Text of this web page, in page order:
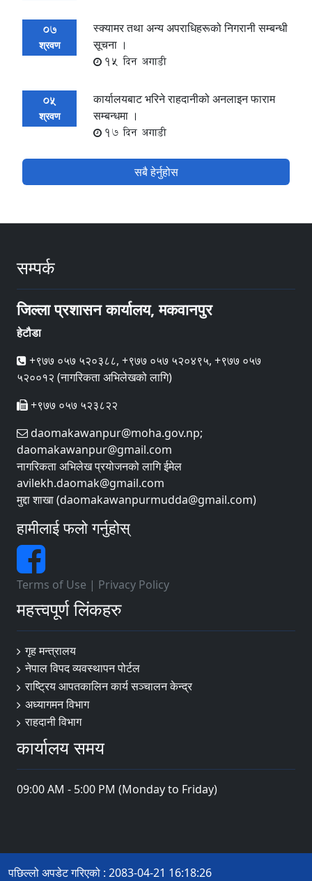
07
श्रवण
स्क्यामर तथा अन्य अपराधिहरूको निगरानी सम्बन्धी
सूचना ।
15 दिन अगाडी
05
श्रवण
कार्यालयबाट भरिने राहदानीको अनलाइन फाराम
सम्बन्धमा ।
17 दिन अगाडी
सबै हेर्नुहोस
सम्पर्क
जिल्ला प्रशासन कार्यालय, मकवानपुर
हेटौडा
+९७७ ०५७ ५२०३८८, +९७७ ०५७ ५२०४९५, +९७७ ०५७
५२००१२ (नागरिकता अभिलेखको लागि)
+९७७ ०५७ ५२३८२२
daomakawanpur@moha.gov.np;
daomakawanpur@gmail.com
नागरिकता अभिलेख प्रयोजनको लागि ईमेल
avilekh.daomak@gmail.com
मुद्दा शाखा (daomakawanpurmudda@gmail.com)
हामीलाई फलो गर्नुहोस्
Terms of Use | Privacy Policy
महत्त्वपूर्ण लिंकहरु
गृह मन्त्रालय
नेपाल विपद व्यवस्थापन पोर्टल
राष्ट्रिय आपतकालिन कार्य सञ्चालन केन्द्र
अध्यागमन विभाग
राहदानी विभाग
कार्यालय समय
09:00 AM - 5:00 PM (Monday to Friday)
पछिल्लो अपडेट गरिएको : 2083-04-21 16:18:26